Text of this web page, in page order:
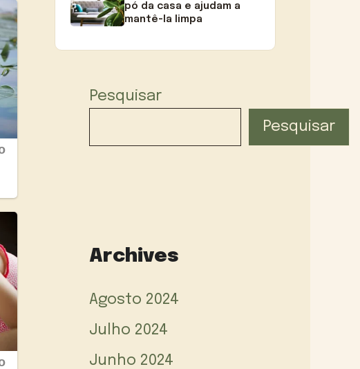
pó da casa e ajudam a
mantê-la limpa
Pesquisar
Pesquisar
Archives
Agosto 2024
Julho 2024
Junho 2024